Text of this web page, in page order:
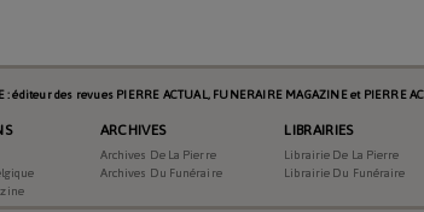
: éditeur des revues PIERRE ACTUAL, FUNERAIRE MAGAZINE et PIERRE
ARCHIVES
Archives De La Pierre
Archives Du Funéraire
LIBRAIRIES
Librairie De La Pierre
Librairie Du Funéraire